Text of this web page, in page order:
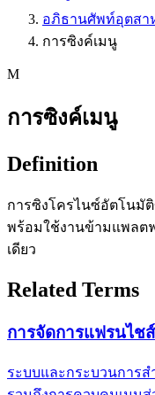
อภิธานศัพท์อุตสา
การซิงค์เมนู
M
การซิงค์เมนู
Definition
การซิงโครไนซ์อัตโนมั
พร้อมใช้งานข้ามแพลต
เดียว
Related Terms
การจัดการแฟรนไชส์
ระบบและกระบวนการ